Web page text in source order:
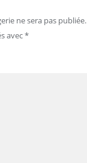
ne sera pas publiée.
avec*